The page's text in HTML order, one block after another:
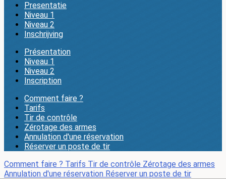
Presentatie
Niveau 1
Niveau 2
Inschrijving
Présentation
Niveau 1
Niveau 2
Inscription
Comment faire ?
Tarifs
Tir de contrôle
Zérotage des armes
Annulation d'une réservation
Réserver un poste de tir
Comment faire ? Tarifs Tir de contrôle Zérotage des armes
Annulation d'une réservation Réserver un poste de tir